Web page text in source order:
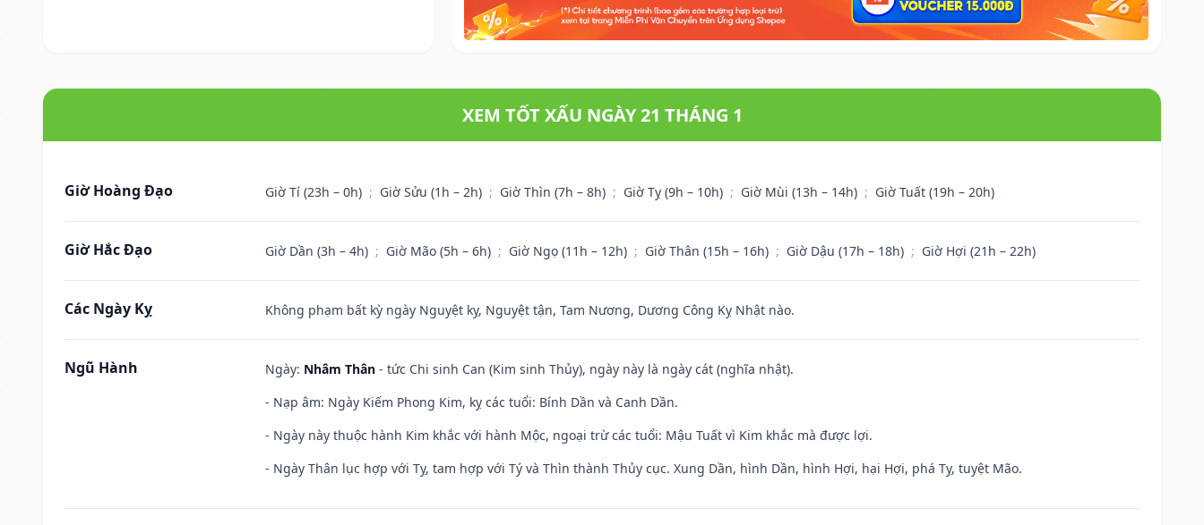
XEM TỐT XẤU NGÀY 21 THÁNG 1
Giờ Hoàng Đạo Giờ Tí (23h – 0h) ; Giờ Sửu (1h – 2h) ; Giờ Thìn (7h – 8h) ; Giờ Tỵ (9h – 10h) ; Giờ Mùi (13h – 14h) ; Giờ Tuất (19h – 20h)
Giờ Hắc Đạo Giờ Dần (3h – 4h) ; Giờ Mão (5h – 6h) ; Giờ Ngọ (11h – 12h) ; Giờ Thân (15h – 16h) ; Giờ Dậu (17h – 18h) ; Giờ Hợi (21h – 22h)
Các Ngày Kỵ Không phạm bất kỳ ngày Nguyệt kỵ, Nguyệt tận, Tam Nương, Dương Công Kỵ Nhật nào.
Ngũ Hành Ngày: Nhâm Thân - tức Chi sinh Can (Kim sinh Thủy), ngày này là ngày cát (nghĩa nhật).
- Nạp âm: Ngày Kiếm Phong Kim, kỵ các tuổi: Bính Dần và Canh Dần.
- Ngày này thuộc hành Kim khắc với hành Mộc, ngoại trừ các tuổi: Mậu Tuất vì Kim khắc mà được lợi.
- Ngày Thân lục hợp với Tỵ, tam hợp với Tý và Thìn thành Thủy cục. Xung Dần, hình Dần, hình Hợi, hại Hợi, phá Tỵ, tuyệt Mão.